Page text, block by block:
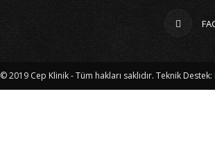
© 2019 Cep Klinik - Tüm hakları saklıdır. Teknik Destek: